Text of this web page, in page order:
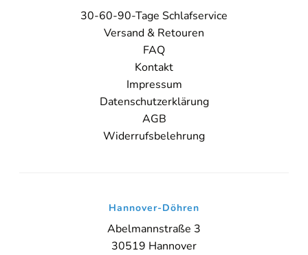
30-60-90-Tage Schlafservice
Versand & Retouren
FAQ
Kontakt
Impressum
Datenschutzerklärung
AGB
Widerrufsbelehrung
Hannover-Döhren
Abelmannstraße 3
30519 Hannover